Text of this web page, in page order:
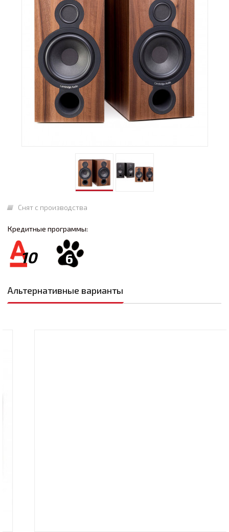
Снят с производства
Кредитные программы:
10 6
Альтернативные варианты